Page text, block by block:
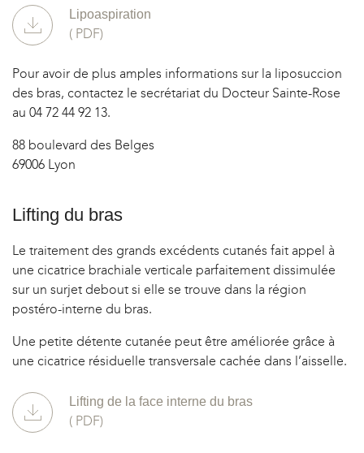
Lipoaspiration
( PDF)
Pour avoir de plus amples informations sur la liposuccion
des bras, contactez le secrétariat du Docteur Sainte-Rose
au 04 72 44 92 13.
88 boulevard des Belges
69006 Lyon
Lifting du bras
Le traitement des grands excédents cutanés fait appel à
une cicatrice brachiale verticale parfaitement dissimulée
sur un surjet debout si elle se trouve dans la région
postéro-interne du bras.
Une petite détente cutanée peut être améliorée grâce à
une cicatrice résiduelle transversale cachée dans l’aisselle.
Lifting de la face interne du bras
( PDF)